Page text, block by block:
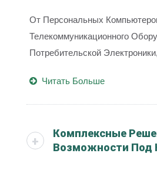
От Персональных
Телекоммуникационного
Потребительской
Читать Больше
Комплексные
Возможности Под